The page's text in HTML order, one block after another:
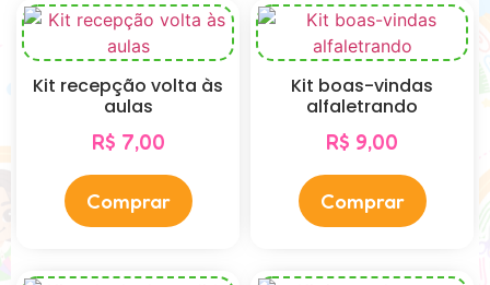
Kit recepção volta às
aulas
R$ 7,00
Comprar
Kit boas-vindas
alfaletrando
R$ 9,00
Comprar